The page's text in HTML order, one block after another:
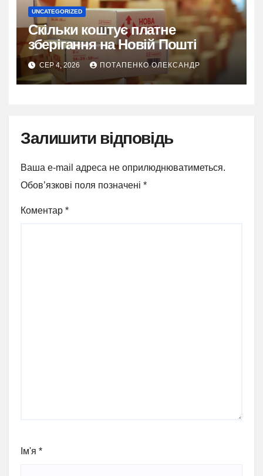
UNCATEGORIZED
Скільки коштує платне
зберігання на Новій Пошті
СЕР 4, 2026 ПОТАПЕНКО ОЛЕКСАНДР
Залишити відповідь
Ваша e-mail адреса не оприлюднюватиметься.
Обов’язкові поля позначені *
Коментар *
Ім'я *